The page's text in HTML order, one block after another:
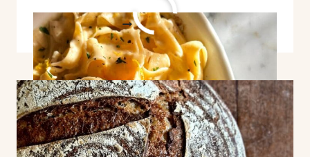
WEITERLESENPAPPARDELLE
AL
LIMONE
STORY